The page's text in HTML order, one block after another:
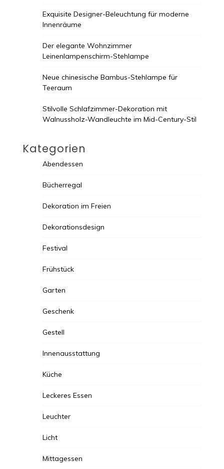
Exquisite Designer-Beleuchtung für moderne
Innenräume
Der elegante Wohnzimmer
Leinenlampenschirm-Stehlampe
Neue chinesische Bambus-Stehlampe für
Teeraum
Stilvolle Schlafzimmer-Dekoration mit
Walnussholz-Wandleuchte im Mid-Century-Stil
Kategorien
Abendessen
Bücherregal
Dekoration im Freien
Dekorationsdesign
Festival
Frühstück
Garten
Geschenk
Gestell
Innenausstattung
Küche
Leckeres Essen
Leuchter
Licht
Mittagessen